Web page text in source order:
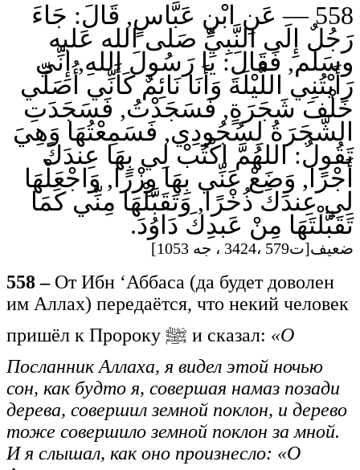
558 — عَنِ ابْنِ عَبَّاسٍ, قَالَ: جَاءَ
رَجُلٌ إِلَى النَّبِيِّ صَلى الله عَليه
وسَلم, فَقَالَ: يَا رَسُولَ اللهِ, إِنِّي
رَأَيْتُنِي اللَّيْلَةَ وَأَنَا نَائِمٌ كَأَنِّي أُصَلِّي
خَلْفَ شَجَرَةٍ, فَسَجَدْتُ, فَسَجَدَتِ
الشَّجَرَةُ لِسُجُودِي, فَسَمِعْتُهَا وَهِيَ
تَقُولُ: اللهُمَّ اكْتُبْ لِي بِهَا عِندَكَ
أَجْرًا, وَضَعْ عَنِّي بِهَا وِزْرًا, وَاجْعَلْهَا
لِي عِندَكَ ذُخْرًا, وَتَقَبَّلْهَا مِنِّي كَمَا
تَقَبَّلْتَهَا مِنْ عَبدِكَ دَاوُدَ.
ضعيف[ت579 ،3424 ، جه 1053]
558 –От Ибн ‘Аббаса (да будет доволен
им Аллах) передаётся, что некий человек
пришёл к Пророку ﷺ и сказал: «О
Посланник Аллаха, я видел этой ночью
сон, как будто я, совершая намаз позади
дерева, совершил земной поклон, и дерево
тоже совершило земной поклон за мной.
И я слышал, как оно произнесло: «О